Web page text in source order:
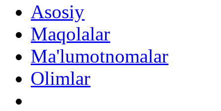
Asosiy
Maqolalar
Ma'lumotnomalar
Olimlar